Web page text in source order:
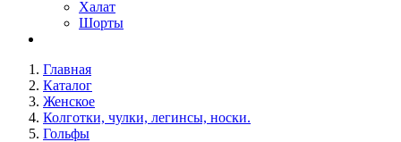
Халат
Шорты
Главная
Каталог
Женское
Колготки, чулки, легинсы, носки.
Гольфы